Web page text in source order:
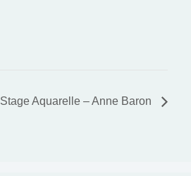
Stage Aquarelle – Anne Baron